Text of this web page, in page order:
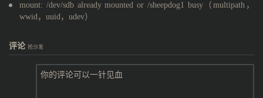
mount: /dev/sdb already mounted or /sheepdog1 busy（multipath，
wwid，uuid，udev）
评论 抢沙发